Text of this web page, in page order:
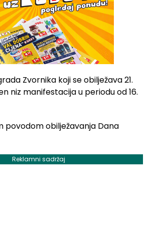
Zvornika koji se obilježava 21.
niz manifestacija u periodu od 16.
Reklamni sadržaj